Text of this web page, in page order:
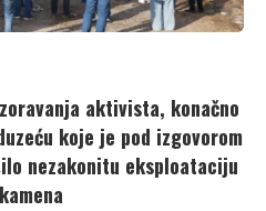
aktivista, konačno
koje je pod izgovorom
nezakonitu eksploataciju